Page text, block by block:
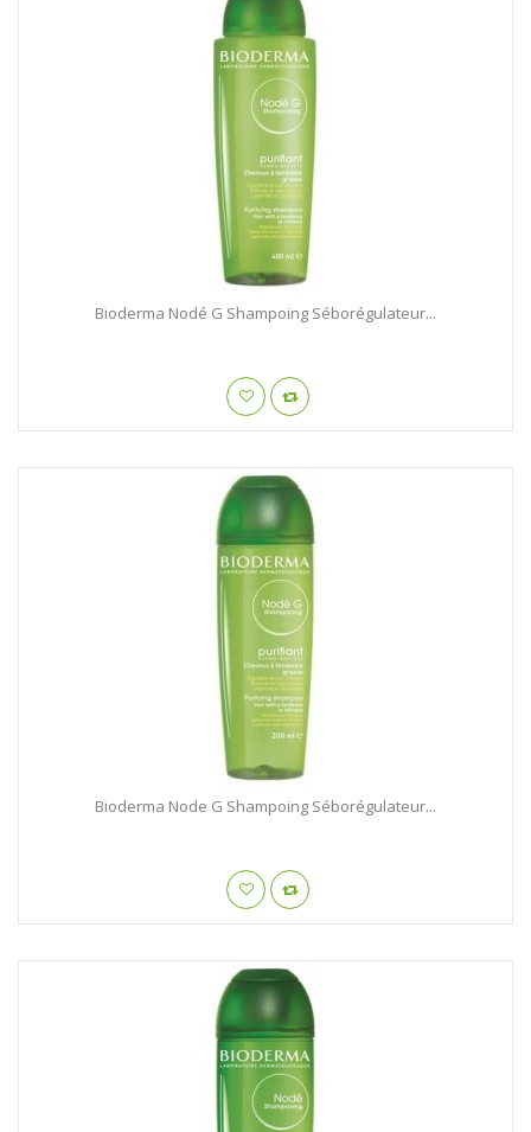
Bioderma Nodé G Shampoing Séborégulateur...
Bioderma Node G Shampoing Séborégulateur...